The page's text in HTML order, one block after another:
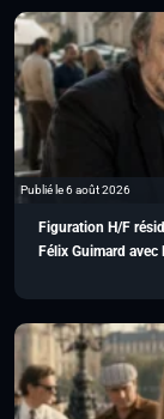
Publié le 6 août 2026
Figuration H/F
Félix Guimard